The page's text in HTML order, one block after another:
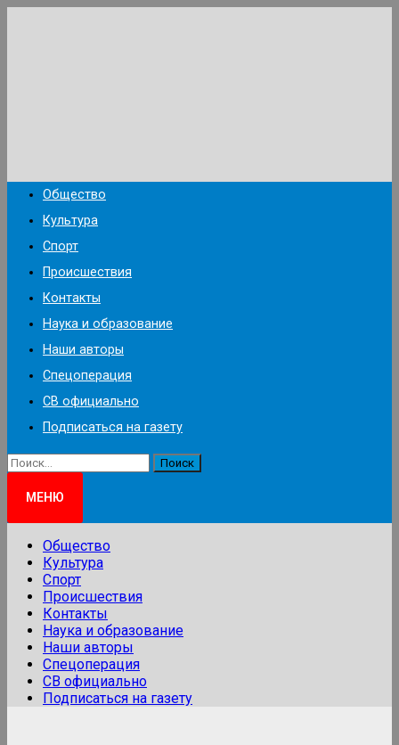
Общество
Культура
Спорт
Происшествия
Контакты
Наука и образование
Наши авторы
Спецоперация
СВ официально
Подписаться на газету
Найти:
МЕНЮ
Общество
Культура
Спорт
Происшествия
Контакты
Наука и образование
Наши авторы
Спецоперация
СВ официально
Подписаться на газету